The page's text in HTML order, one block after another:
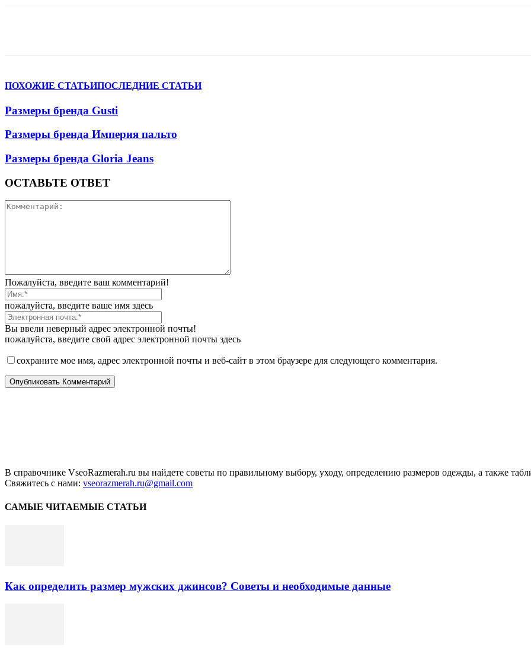
ПОХОЖИЕ СТАТЬИПОСЛЕДНИЕ СТАТЬИ
Размеры бренда Gusti
Размеры бренда Империя пальто
Размеры бренда Gloria Jeans
ОСТАВЬТЕ ОТВЕТ
Пожалуйста, введите ваш комментарий!
пожалуйста, введите ваше имя здесь
Вы ввели неверный адрес электронной почты!
пожалуйста, введите свой адрес электронной почты здесь
сохраните мое имя, адрес электронной почты и веб-сайт в этом браузере для следующего комментария.
В справочнике VseoRazmerah.ru вы найдете советы по правильному выбору, уходу, определению размеров одежды, а также
Свяжитесь с нами: vseorazmerah.ru@gmail.com
САМЫЕ ЧИТАЕМЫЕ СТАТЬИ
Как определить размер мужских джинсов? Советы и необходимые данные